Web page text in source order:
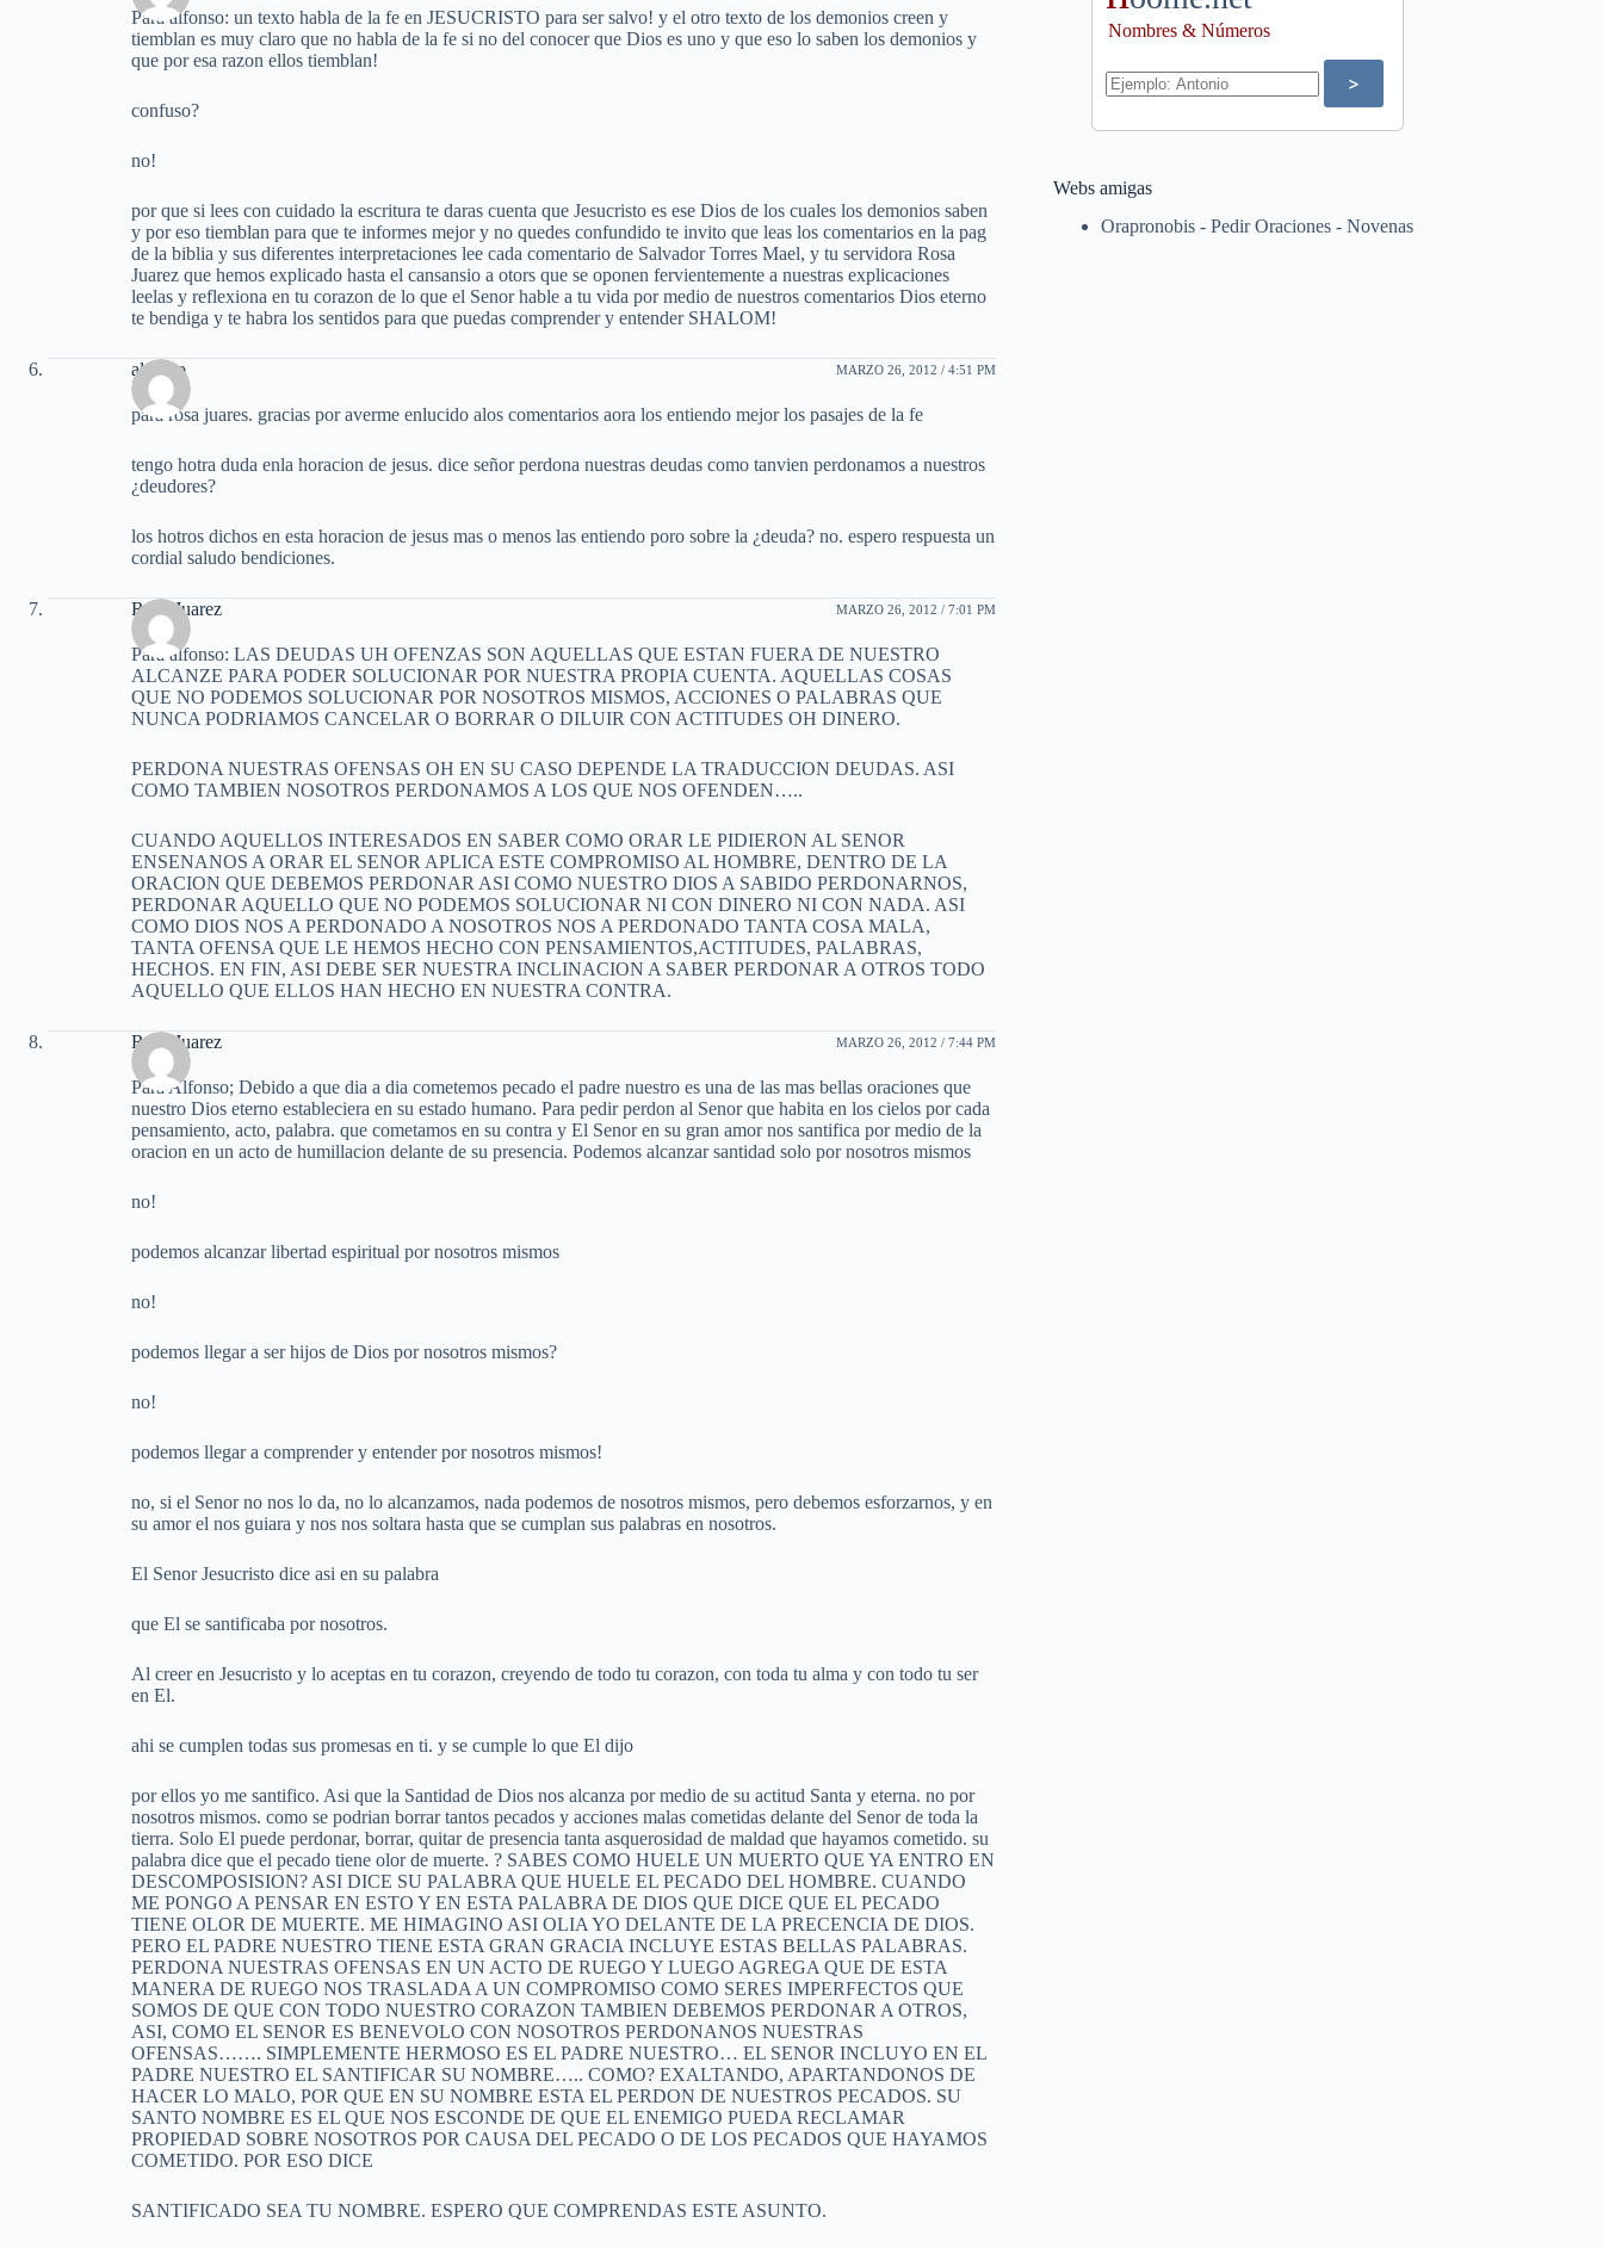
Para alfonso: un texto habla de la fe en JESUCRISTO para ser salvo! y el otro texto de los demonios creen y
tiemblan es muy claro que no habla de la fe si no del conocer que Dios es uno y que eso lo saben los demonios y
que por esa razon ellos tiemblan!
confuso?
no!
por que si lees con cuidado la escritura te daras cuenta que Jesucristo es ese Dios de los cuales los demonios saben
y por eso tiemblan para que te informes mejor y no quedes confundido te invito que leas los comentarios en la pag
de la biblia y sus diferentes interpretaciones lee cada comentario de Salvador Torres Mael, y tu servidora Rosa
Juarez que hemos explicado hasta el cansansio a otors que se oponen fervientemente a nuestras explicaciones
leelas y reflexiona en tu corazon de lo que el Senor hable a tu vida por medio de nuestros comentarios Dios eterno
te bendiga y te habra los sentidos para que puedas comprender y entender SHALOM!
alfonso MARZO 26, 2012 / 4:51 PM
para rosa juares. gracias por averme enlucido alos comentarios aora los entiendo mejor los pasajes de la fe
tengo hotra duda enla horacion de jesus. dice señor perdona nuestras deudas como tanvien perdonamos a nuestros
¿deudores?
los hotros dichos en esta horacion de jesus mas o menos las entiendo poro sobre la ¿deuda? no. espero respuesta un
cordial saludo bendiciones.
Rosa Juarez MARZO 26, 2012 / 7:01 PM
Para alfonso: LAS DEUDAS UH OFENZAS SON AQUELLAS QUE ESTAN FUERA DE NUESTRO
ALCANZE PARA PODER SOLUCIONAR POR NUESTRA PROPIA CUENTA. AQUELLAS COSAS
QUE NO PODEMOS SOLUCIONAR POR NOSOTROS MISMOS, ACCIONES O PALABRAS QUE
NUNCA PODRIAMOS CANCELAR O BORRAR O DILUIR CON ACTITUDES OH DINERO.
PERDONA NUESTRAS OFENSAS OH EN SU CASO DEPENDE LA TRADUCCION DEUDAS. ASI
COMO TAMBIEN NOSOTROS PERDONAMOS A LOS QUE NOS OFENDEN…..
CUANDO AQUELLOS INTERESADOS EN SABER COMO ORAR LE PIDIERON AL SENOR
ENSENANOS A ORAR EL SENOR APLICA ESTE COMPROMISO AL HOMBRE, DENTRO DE LA
ORACION QUE DEBEMOS PERDONAR ASI COMO NUESTRO DIOS A SABIDO PERDONARNOS,
PERDONAR AQUELLO QUE NO PODEMOS SOLUCIONAR NI CON DINERO NI CON NADA. ASI
COMO DIOS NOS A PERDONADO A NOSOTROS NOS A PERDONADO TANTA COSA MALA,
TANTA OFENSA QUE LE HEMOS HECHO CON PENSAMIENTOS,ACTITUDES, PALABRAS,
HECHOS. EN FIN, ASI DEBE SER NUESTRA INCLINACION A SABER PERDONAR A OTROS TODO
AQUELLO QUE ELLOS HAN HECHO EN NUESTRA CONTRA.
Rosa Juarez MARZO 26, 2012 / 7:44 PM
Para Alfonso; Debido a que dia a dia cometemos pecado el padre nuestro es una de las mas bellas oraciones que
nuestro Dios eterno estableciera en su estado humano. Para pedir perdon al Senor que habita en los cielos por cada
pensamiento, acto, palabra. que cometamos en su contra y El Senor en su gran amor nos santifica por medio de la
oracion en un acto de humillacion delante de su presencia. Podemos alcanzar santidad solo por nosotros mismos
no!
podemos alcanzar libertad espiritual por nosotros mismos
no!
podemos llegar a ser hijos de Dios por nosotros mismos?
no!
podemos llegar a comprender y entender por nosotros mismos!
no, si el Senor no nos lo da, no lo alcanzamos, nada podemos de nosotros mismos, pero debemos esforzarnos, y en
su amor el nos guiara y nos nos soltara hasta que se cumplan sus palabras en nosotros.
El Senor Jesucristo dice asi en su palabra
que El se santificaba por nosotros.
Al creer en Jesucristo y lo aceptas en tu corazon, creyendo de todo tu corazon, con toda tu alma y con todo tu ser
en El.
ahi se cumplen todas sus promesas en ti. y se cumple lo que El dijo
por ellos yo me santifico. Asi que la Santidad de Dios nos alcanza por medio de su actitud Santa y eterna. no por
nosotros mismos. como se podrian borrar tantos pecados y acciones malas cometidas delante del Senor de toda la
tierra. Solo El puede perdonar, borrar, quitar de presencia tanta asquerosidad de maldad que hayamos cometido. su
palabra dice que el pecado tiene olor de muerte. ? SABES COMO HUELE UN MUERTO QUE YA ENTRO EN
DESCOMPOSISION? ASI DICE SU PALABRA QUE HUELE EL PECADO DEL HOMBRE. CUANDO
ME PONGO A PENSAR EN ESTO Y EN ESTA PALABRA DE DIOS QUE DICE QUE EL PECADO
TIENE OLOR DE MUERTE. ME HIMAGINO ASI OLIA YO DELANTE DE LA PRECENCIA DE DIOS.
PERO EL PADRE NUESTRO TIENE ESTA GRAN GRACIA INCLUYE ESTAS BELLAS PALABRAS.
PERDONA NUESTRAS OFENSAS EN UN ACTO DE RUEGO Y LUEGO AGREGA QUE DE ESTA
MANERA DE RUEGO NOS TRASLADA A UN COMPROMISO COMO SERES IMPERFECTOS QUE
SOMOS DE QUE CON TODO NUESTRO CORAZON TAMBIEN DEBEMOS PERDONAR A OTROS,
ASI, COMO EL SENOR ES BENEVOLO CON NOSOTROS PERDONANOS NUESTRAS
OFENSAS……. SIMPLEMENTE HERMOSO ES EL PADRE NUESTRO… EL SENOR INCLUYO EN EL
PADRE NUESTRO EL SANTIFICAR SU NOMBRE….. COMO? EXALTANDO, APARTANDONOS DE
HACER LO MALO, POR QUE EN SU NOMBRE ESTA EL PERDON DE NUESTROS PECADOS. SU
SANTO NOMBRE ES EL QUE NOS ESCONDE DE QUE EL ENEMIGO PUEDA RECLAMAR
PROPIEDAD SOBRE NOSOTROS POR CAUSA DEL PECADO O DE LOS PECADOS QUE HAYAMOS
COMETIDO. POR ESO DICE
SANTIFICADO SEA TU NOMBRE. ESPERO QUE COMPRENDAS ESTE ASUNTO.
Nombres & Números
Webs amigas
Orapronobis - Pedir Oraciones - Novenas